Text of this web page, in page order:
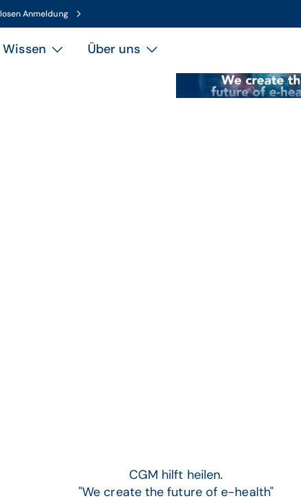
Anmeldung
Wissen Über uns
We create the future
CGM hilft heilen.
"We create the future of e-health"